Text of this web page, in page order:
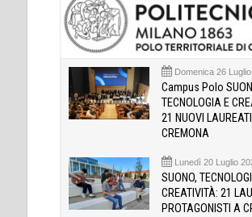
Domenica 26
Campus Polo
TECNOLOGIA E
21 NUOVI
CREMONA
Lunedì 20 Luglio
SUONO,
CREATIVITÀ: 21
PROTAGONISTI A